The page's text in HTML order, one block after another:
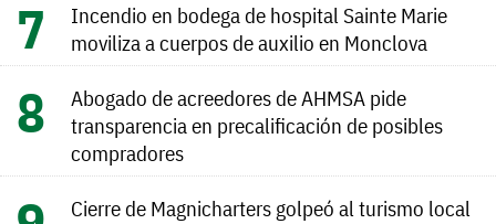
Incendio en bodega de hospital Sainte Marie
moviliza a cuerpos de auxilio en Monclova
Abogado de acreedores de AHMSA pide
transparencia en precalificación de posibles
compradores
Cierre de Magnicharters golpeó al turismo local